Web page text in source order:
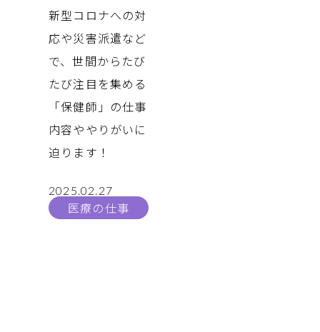
新型コロナへの対
応や災害派遣など
で、世間からたび
たび注目を集める
「保健師」の仕事
内容ややりがいに
迫ります！
2025.02.27
医療の仕事